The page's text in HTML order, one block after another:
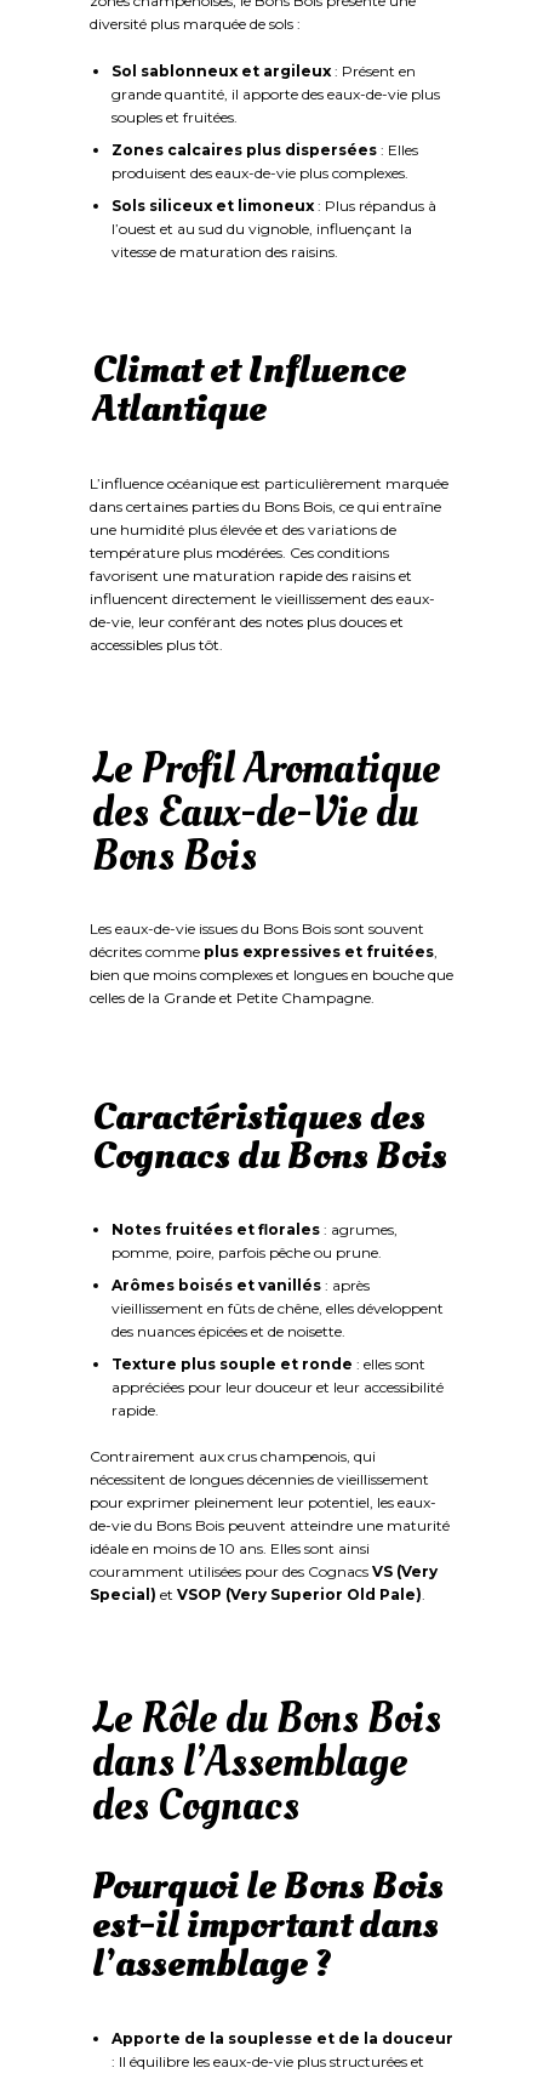
diversité plus marquée de sols :
Sol sablonneux et argileux : Présent en
grande quantité, il apporte des eaux-de-vie plus
souples et fruitées.
Zones calcaires plus dispersées : Elles
produisent des eaux-de-vie plus complexes.
Sols siliceux et limoneux : Plus répandus à
l’ouest et au sud du vignoble, influençant la
vitesse de maturation des raisins.
Climat et Influence
Atlantique
L’influence océanique est particulièrement marquée
dans certaines parties du Bons Bois, ce qui entraîne
une humidité plus élevée et des variations de
température plus modérées. Ces conditions
favorisent une maturation rapide des raisins et
influencent directement le vieillissement des eaux-
de-vie, leur conférant des notes plus douces et
accessibles plus tôt.
Le Profil Aromatique
des Eaux-de-Vie du
Bons Bois
Les eaux-de-vie issues du Bons Bois sont souvent
décrites comme plus expressives et fruitées
bien que moins complexes et longues en bouche que
celles de la Grande et Petite Champagne.
Caractéristiques des
Cognacs du Bons Bois
Notes fruitées et florales : agrumes,
pomme, poire, parfois pêche ou prune.
Arômes boisés et vanillés : après
vieillissement en fûts de chêne, elles développent
des nuances épicées et de noisette.
Texture plus souple et ronde : elles sont
appréciées pour leur douceur et leur accessibilité
rapide.
Contrairement aux crus champenois, qui
nécessitent de longues décennies de vieillissement
pour exprimer pleinement leur potentiel, les eaux-
de-vie du Bons Bois peuvent atteindre une maturité
idéale en moins de 10 ans. Elles sont ainsi
couramment utilisées pour des Cognacs VS (Very
Special) et VSOP (Very Superior Old Pale).
Le Rôle du Bons Bois
dans l’Assemblage
des Cognacs
Pourquoi le Bons Bois
est-il important dans
l’assemblage ?
Apporte de la souplesse et de la douceur
: Il équilibre les eaux-de-vie plus structurées et